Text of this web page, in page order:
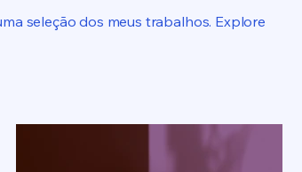
seleção dos meus trabalhos. Explore